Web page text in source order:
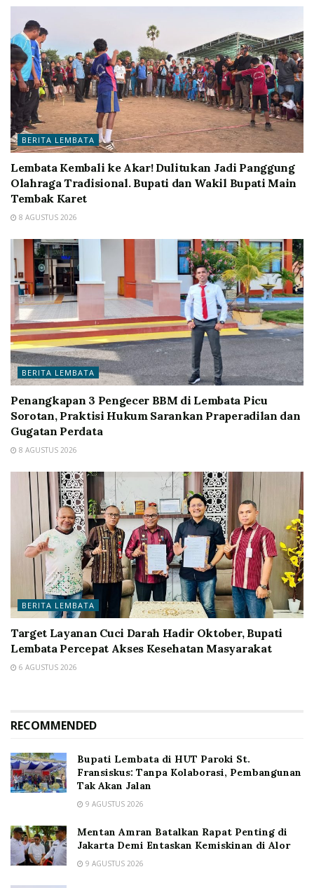
BERITA LEMBATA
Lembata Kembali ke Akar! Dulitukan Jadi Panggung
Olahraga Tradisional. Bupati dan Wakil Bupati Main
Tembak Karet
8 AGUSTUS 2026
BERITA LEMBATA
Penangkapan 3 Pengecer BBM di Lembata Picu
Sorotan, Praktisi Hukum Sarankan Praperadilan dan
Gugatan Perdata
8 AGUSTUS 2026
BERITA LEMBATA
Target Layanan Cuci Darah Hadir Oktober, Bupati
Lembata Percepat Akses Kesehatan Masyarakat
6 AGUSTUS 2026
RECOMMENDED
Bupati Lembata di HUT Paroki St.
Fransiskus: Tanpa Kolaborasi, Pembangunan
Tak Akan Jalan
9 AGUSTUS 2026
Mentan Amran Batalkan Rapat Penting di
Jakarta Demi Entaskan Kemiskinan di Alor
9 AGUSTUS 2026